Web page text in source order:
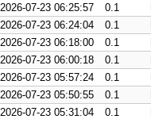
2026-07-23 06:25:57 0.1
2026-07-23 06:24:04 0.1
2026-07-23 06:18:00 0.1
2026-07-23 06:00:18 0.1
2026-07-23 05:57:24 0.1
2026-07-23 05:50:55 0.1
2026-07-23 05:31:04 0.1